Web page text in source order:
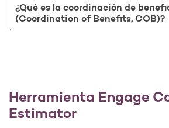
¿Qué es la coordinación de
(Coordination of Benefits, COB)?
Herramienta Engage
Estimator